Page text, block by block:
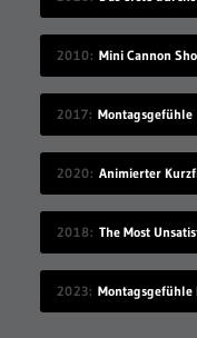
2010 Mini Cannon
2017 Montagsgefühle
2020 Animierter
2018
2023 Montagsgefühle